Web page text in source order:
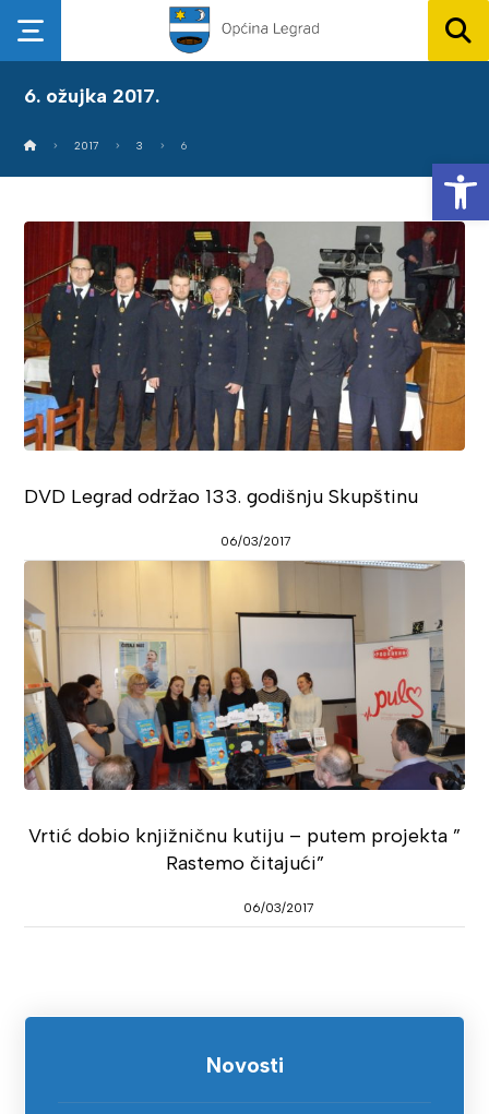
6. ožujka 2017.
2017 3 6
DVD Legrad održao 133. godišnju Skupštinu
06/03/2017
Vrtić dobio knjižničnu kutiju – putem projekta ”
Rastemo čitajući”
06/03/2017
Novosti